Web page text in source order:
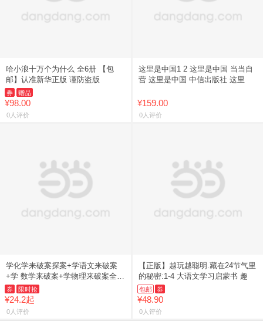
哈小浪十万个为什么 全6册 【包
邮】认准新华正版 谨防盗版
券 赠品
¥98.00
0人评价
这里是中国1 2 这里是中国 当当自
营 这里是中国 中信出版社 这里
¥159.00
0人评价
学化学来破案探案+学语文来破案
+学 数学来破案+学物理来破案全
17册
券 限时抢
¥24.2起
0人评价
【正版】越玩越聪明.藏在24节气里
的秘密:1-4 大语文学习启蒙书 趣
包邮 券
¥48.90
0人评价